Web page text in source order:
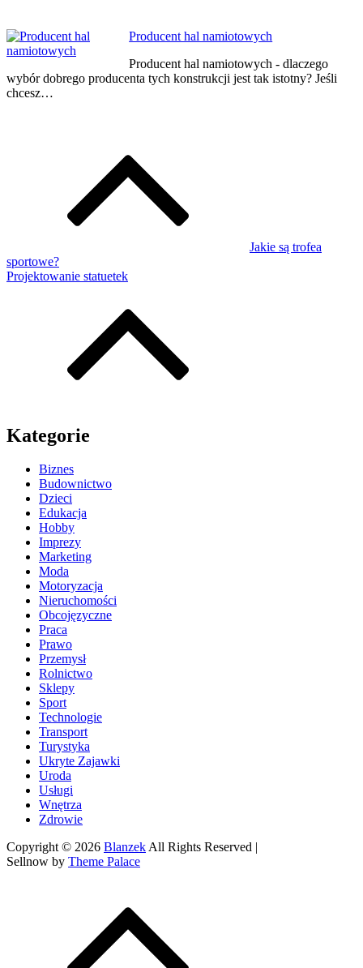
Producent hal namiotowych
Producent hal namiotowych - dlaczego
wybór dobrego producenta tych konstrukcji jest tak istotny? Jeśli
chcesz…
Jakie są trofea
sportowe?
Projektowanie statuetek
Kategorie
Biznes
Budownictwo
Dzieci
Edukacja
Hobby
Imprezy
Marketing
Moda
Motoryzacja
Nieruchomości
Obcojęzyczne
Praca
Prawo
Przemysł
Rolnictwo
Sklepy
Sport
Technologie
Transport
Turystyka
Ukryte Zajawki
Uroda
Usługi
Wnętrza
Zdrowie
Copyright © 2026 BlanzekAll Rights Reserved |
Sellnow by Theme Palace